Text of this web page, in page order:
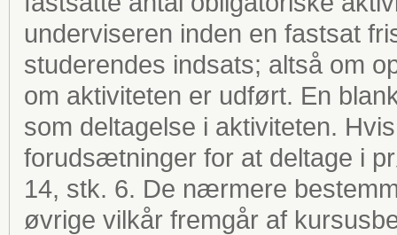
underviseren inden en fastsat
studerendes indsats; altså om
om aktiviteten er udført. En
som deltagelse i aktiviteten.
forudsætninger for at deltage i
14, stk. 6. De nærmere
øvrige vilkår fremgår af